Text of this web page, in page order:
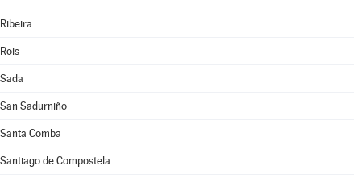
Ribeira
Rois
Sada
San Sadurniño
Santa Comba
Santiago de Compostela